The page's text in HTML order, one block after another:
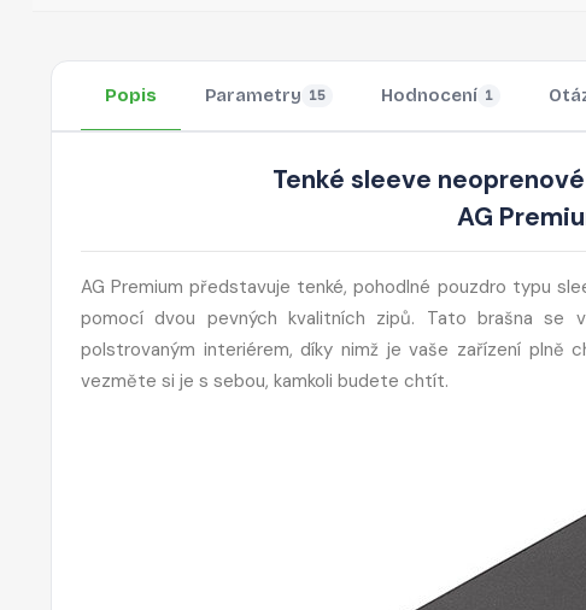
Popis Parametry 15 Hodnocení 1
Tenké sleeve
AG
AG Premium představuje tenké, pohodlné pouzdro typu
pomocí dvou pevných kvalitních zipů. Tato brašna se
polstrovaným interiérem, díky nimž je vaše zařízení plně
vezměte si je s sebou, kamkoli budete chtít.